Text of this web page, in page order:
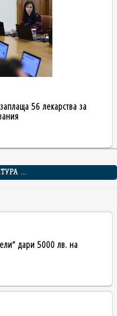
56 лекарства за
...
дари 5000 лв. на